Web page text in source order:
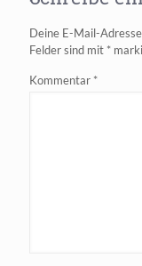
Deine E-Mail-
Felder sind mit *
Kommentar *